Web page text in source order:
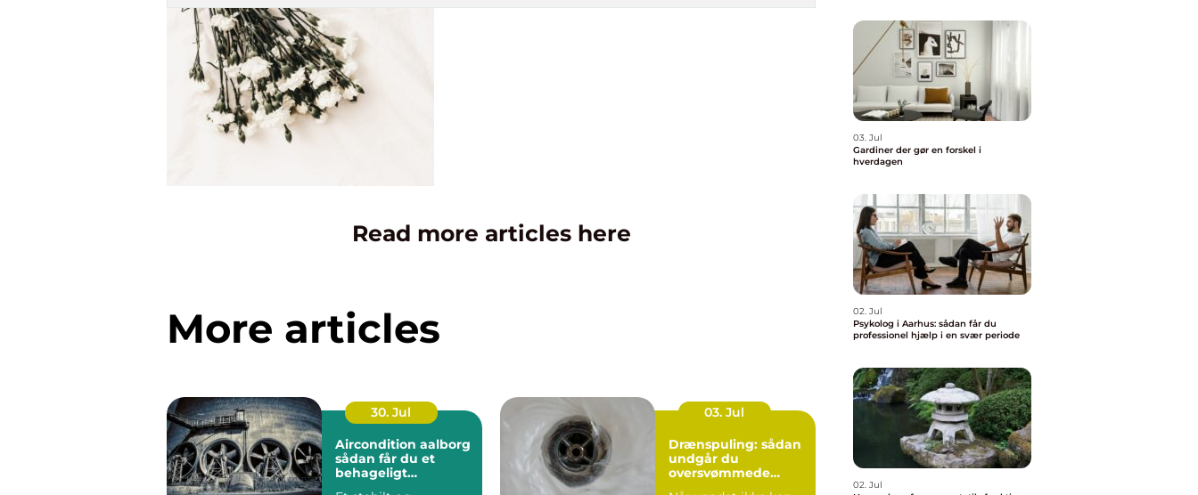
Read more articles here
More articles
30. Jul
Aircondition aalborg
sådan får du et
behageligt
03. Jul
Drænspuling: sådan
undgår du
oversvømmede
03. Jul
Gardiner der gør en forskel i
hverdagen
02. Jul
Psykolog i Aarhus: sådan får du
professionel hjælp i en svær periode
02. Jul